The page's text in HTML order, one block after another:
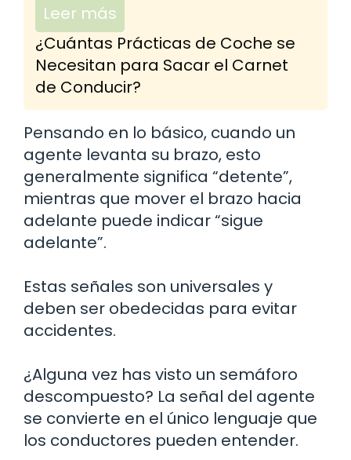
Leer más
¿Cuántas Prácticas de Coche se
Necesitan para Sacar el Carnet
de Conducir?
Pensando en lo básico, cuando un
agente levanta su brazo, esto
generalmente significa “detente”,
mientras que mover el brazo hacia
adelante puede indicar “sigue
adelante”.
Estas señales son universales y
deben ser obedecidas para evitar
accidentes.
¿Alguna vez has visto un semáforo
descompuesto? La señal del agente
se convierte en el único lenguaje que
los conductores pueden entender.